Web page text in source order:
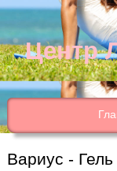
Центр
Вариус -